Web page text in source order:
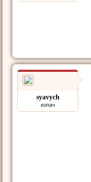
syavych
копач